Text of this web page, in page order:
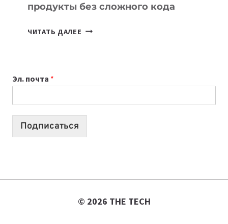
продукты без сложного кода
ЧИТАТЬ ДАЛЕЕ 7
СОЗДАВАТЬ
ПРОДУКТЫ
Эл. почта *
Подписаться
© 2026 THE TECH